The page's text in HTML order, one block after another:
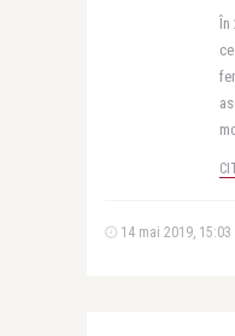
În
14 mai 2019, 15:03